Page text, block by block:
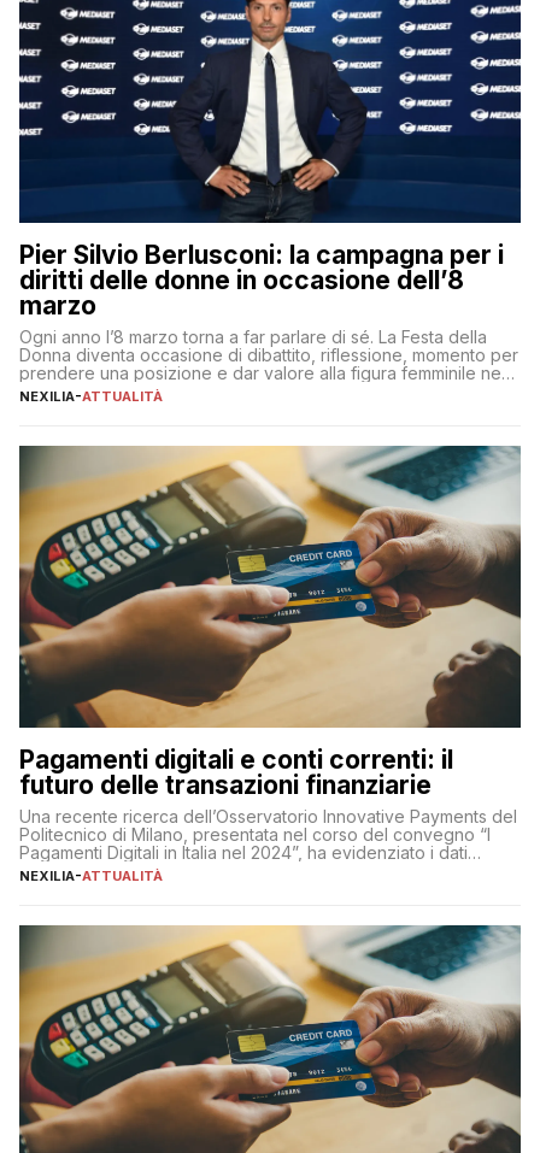
Pier Silvio Berlusconi: la campagna per i
diritti delle donne in occasione dell’8
marzo
Ogni anno l’8 marzo torna a far parlare di sé. La Festa della
Donna diventa occasione di dibattito, riflessione, momento per
prendere una posizione e dar valore alla figura femminile nella
sua complessità e crucialità. A lanciare un messaggio “forte e
NEXILIA-ATTUALITÀ
Pagamenti digitali e conti correnti: il
futuro delle transazioni finanziarie
Una recente ricerca dell’Osservatorio Innovative Payments del
Politecnico di Milano, presentata nel corso del convegno “I
Pagamenti Digitali in Italia nel 2024”, ha evidenziato i dati
definitivi del primo semestre 2024 relativamente alle
NEXILIA-ATTUALITÀ